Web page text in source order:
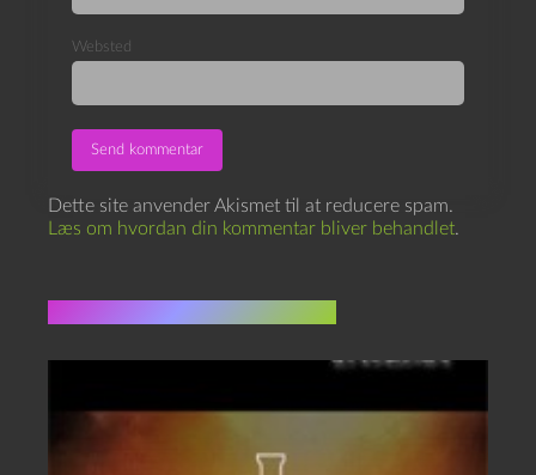
Websted
Dette site anvender Akismet til at reducere spam.
Læs om hvordan din kommentar bliver behandlet.